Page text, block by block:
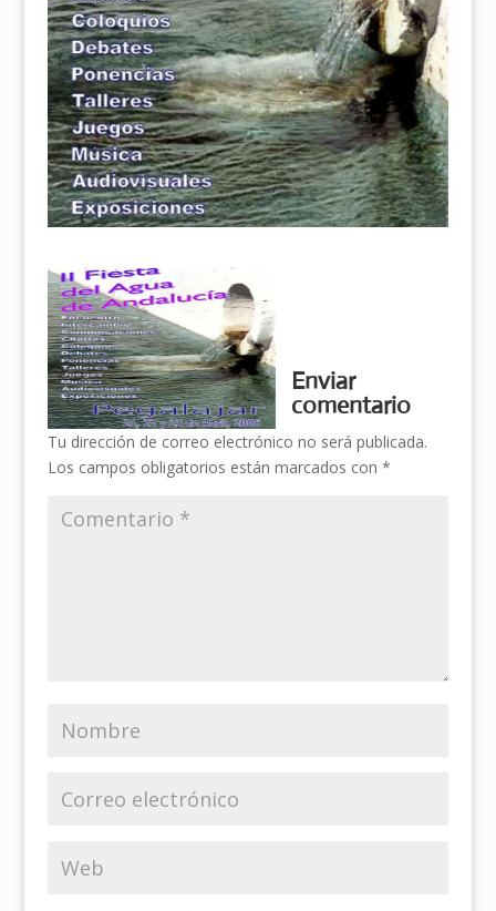
Enviar
comentario
Tu dirección de correo electrónico no será publicada.
Los campos obligatorios están marcados con *